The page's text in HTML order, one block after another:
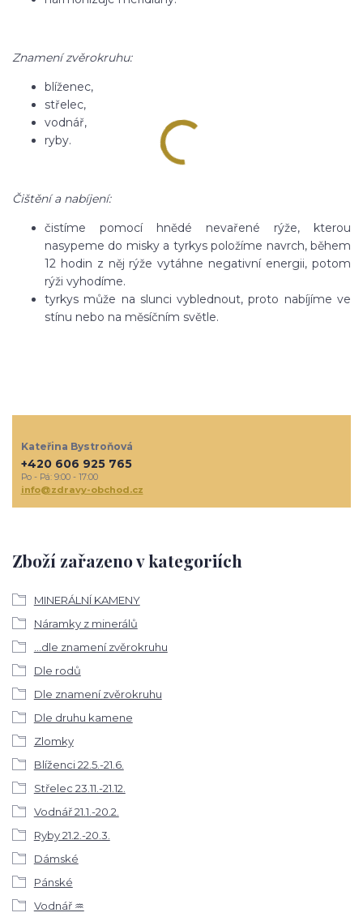
Znamení zvěrokruhu:
blíženec,
střelec,
vodnář,
ryby.
Čištění a nabíjení:
čistíme pomocí hnědé nevařené rýže, kterou
nasypeme do misky a tyrkys položíme navrch, během
12 hodin z něj rýže vytáhne negativní energii, potom
rýži vyhodíme.
tyrkys může na slunci vyblednout, proto nabíjíme ve
stínu nebo na měsíčním světle.
Zboží zařazeno v kategoriích
MINERÁLNÍ KAMENY
Náramky z minerálů
...dle znamení zvěrokruhu
Dle rodů
Dle znamení zvěrokruhu
Dle druhu kamene
Zlomky
Blíženci 22.5.-21.6.
Střelec 23.11.-21.12.
Vodnář 21.1.-20.2.
Ryby 21.2.-20.3.
Dámské
Pánské
Vodnář ♒
Kateřina Bystroňová
+420 606 925 765
Po - Pá: 9:00 - 17:00
info@zdravy-obchod.cz